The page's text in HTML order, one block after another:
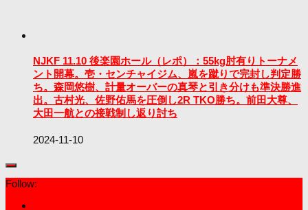
NJKF 11.10 後楽園ホール（レポ）：55kg肘有りトーナメ
ント開幕。壱・センチャイジム、嵐を蹴りで完封し判定勝
ち。森岡悠樹、計量オーバーの真琴と引き分けも準決勝進
出。古村光、佐野佑馬を圧倒し2R TKO勝ち。前田大尊、
大田一航との接戦制し返り討ち
2024-11-10
Follow: